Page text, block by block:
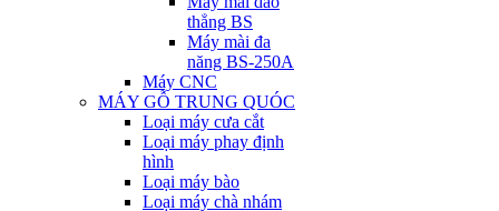
thẳng BS
Máy mài đa
năng BS-250A
Máy CNC
MÁY GỖ TRUNG QUÓC
Loại máy cưa cắt
Loại máy phay định
hình
Loại máy bào
Loại máy chà nhám